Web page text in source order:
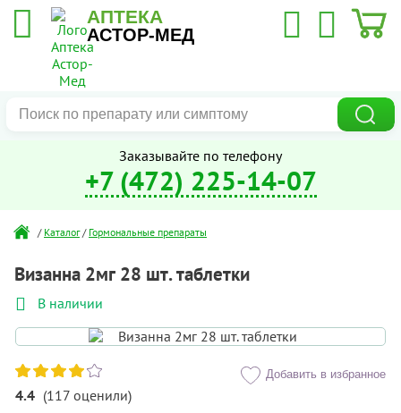
АПТЕКА
АСТОР-МЕД
Заказывайте по телефону
+7 (472) 225-14-07
/ Каталог / Гормональные препараты
Визанна 2мг 28 шт. таблетки
В наличии
4.4 (117 оценили)
Добавить в избранное